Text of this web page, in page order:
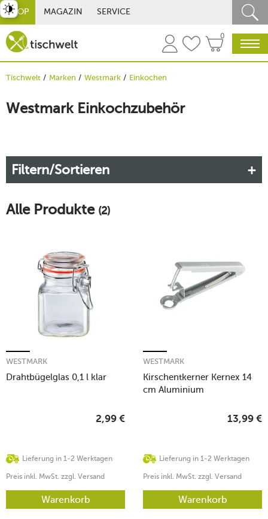
SHOP MAGAZIN SERVICE
0
Tischwelt Marken Westmark Einkochen
Westmark Einkochzubehör
Filtern/Sortieren
Alle Produkte (2)
Drahtbügelglas 0,1 l klar
WESTMARK
Lieferung in 1-2 Werktagen
2,99 €
Preis inkl. MwSt. zzgl. Versand
Warenkorb
Kirschentkerner Kernex 14
cm Aluminium
WESTMARK
Lieferung in 1-2 Werktagen
13,99 €
Preis inkl. MwSt. zzgl. Versand
Warenkorb
umschalten